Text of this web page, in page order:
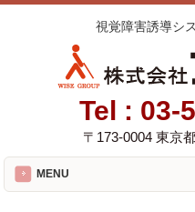
視覚障害誘導シ
Tel : 03-
〒173-0004 東京
MENU